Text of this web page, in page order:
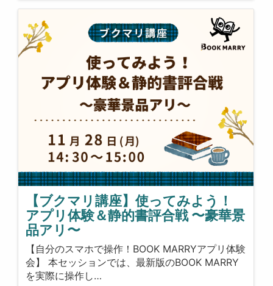
【ブクマリ講座】使ってみよう！
アプリ体験＆静的書評合戦 〜豪華景
品アリ〜
【自分のスマホで操作！BOOK MARRYアプリ体験
会】 本セッションでは、最新版のBOOK MARRY
を実際に操作し…